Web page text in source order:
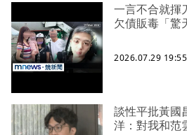
一言不合就
欠債販毒「驚
2026.07.29 19:55
談性平批黃
洋：對我和范